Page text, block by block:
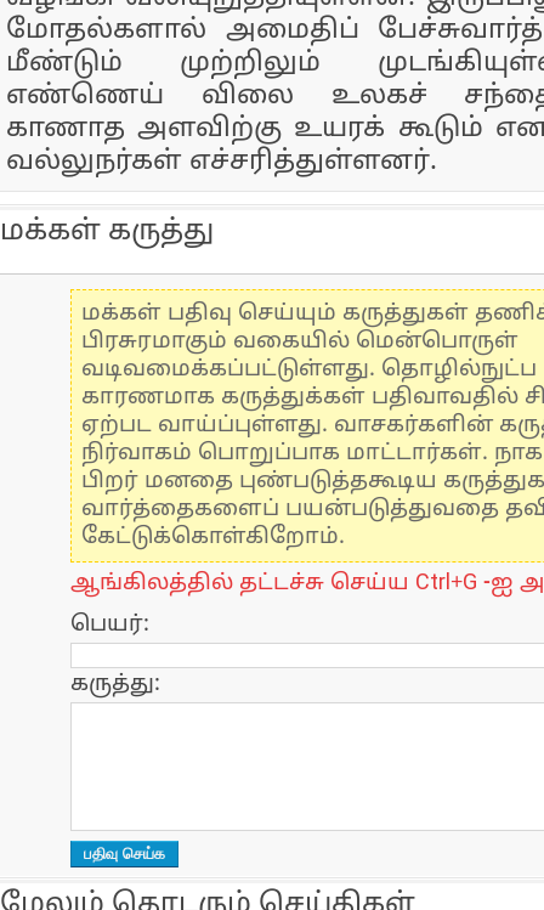
மோதல்களால் அமைதிப்
மீண்டும் முற்றிலும்
எண்ணெய் விலை உலகச்
காணாத அளவிற்கு உயரக் கூடும்
வல்லுநர்கள் எச்சரித்துள்ளனர்.
மக்கள் கருத்து
மக்கள் பதிவு செய்யும் கருத்துகள்
பிரசுரமாகும் வகையில் மென்பொருள்
வடிவமைக்கப்பட்டுள்ளது.
காரணமாக கருத்துக்கள் பதிவாவதில்
ஏற்பட வாய்ப்புள்ளது. வாசகர்களின்
நிர்வாகம் பொறுப்பாக மாட்டார்கள்.
பிறர் மனதை புண்படுத்தகூடிய
வார்த்தைகளைப் பயன்படுத்துவதை
கேட்டுக்கொள்கிறோம்.
ஆங்கிலத்தில் தட்டச்சு செய்ய Ctrl+G -ஐ
பெயர்:
கருத்து: